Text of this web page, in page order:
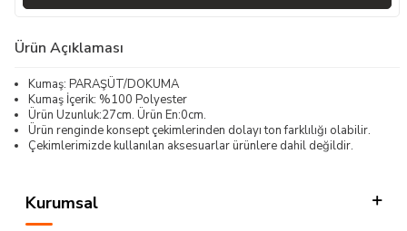
Ürün Açıklaması
Kumaş: PARAŞÜT/DOKUMA
Kumaş İçerik: %100 Polyester
Ürün Uzunluk:27cm. Ürün En:0cm.
Ürün renginde konsept çekimlerinden dolayı ton farklılığı olabilir.
Çekimlerimizde kullanılan aksesuarlar ürünlere dahil değildir.
Kurumsal